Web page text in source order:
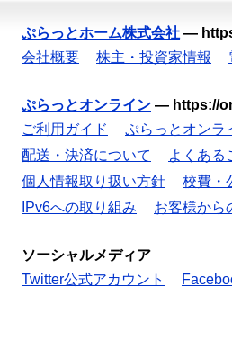
ぷらっとホーム株式会社 —
会社概要
株主・投資家情報
ぷらっとオンライン — https://
ご利用ガイド
ぷらっとオンラ
配送・決済について
よくある
個人情報取り扱い方針
校費・
IPv6への取り組み
お客様から
ソーシャルメディア
Twitter公式アカウント